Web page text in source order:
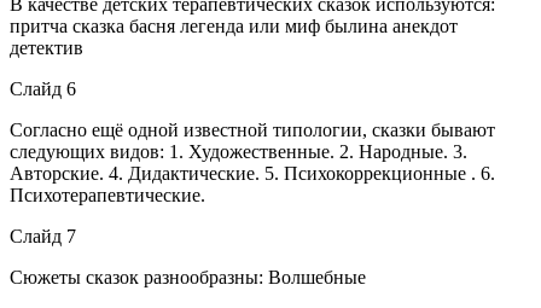
притча сказка басня легенда или миф былина анекдот
детектив
Слайд 6
Согласно ещё одной известной типологии, сказки бывают
следующих видов: 1. Художественные. 2. Народные. 3.
Авторские. 4. Дидактические. 5. Психокоррекционные . 6.
Психотерапевтические.
Слайд 7
Сюжеты сказок разнообразны: Волшебные